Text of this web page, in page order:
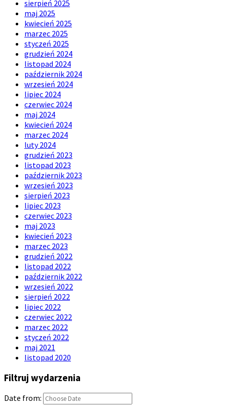
sierpień 2025
maj 2025
kwiecień 2025
marzec 2025
styczeń 2025
grudzień 2024
listopad 2024
październik 2024
wrzesień 2024
lipiec 2024
czerwiec 2024
maj 2024
kwiecień 2024
marzec 2024
luty 2024
grudzień 2023
listopad 2023
październik 2023
wrzesień 2023
sierpień 2023
lipiec 2023
czerwiec 2023
maj 2023
kwiecień 2023
marzec 2023
grudzień 2022
listopad 2022
październik 2022
wrzesień 2022
sierpień 2022
lipiec 2022
czerwiec 2022
marzec 2022
styczeń 2022
maj 2021
listopad 2020
Filtruj wydarzenia
Date from: